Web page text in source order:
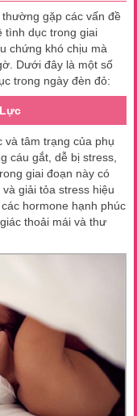
gặp các vấn đề
tình dục trong giai
chứng khó chịu mà
Dưới đây là một số
trong ngày đèn đỏ:
tâm trạng của phụ
cáu gắt, dễ bị stress,
giai đoạn này có
giải tỏa stress hiệu
hormone hạnh phúc
thoải mái và thư